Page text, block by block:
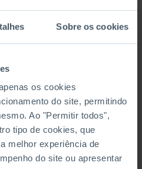
Sobre os cookies
os cookies
do site, permitindo
Ao "Permitir todos",
tipo de cookies, que
melhor experiência de
do site ou apresentar
Van Rompuy, ou o ex-
Europeu,
porque é
adiantando
de um partido
arrastar os outros
direcção populista".
têm uma visão
"Há necessidade